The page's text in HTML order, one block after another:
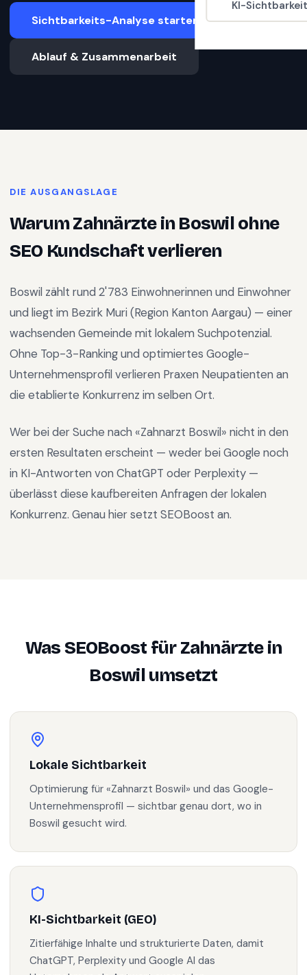
KI-
Sichtbarkeits-Analyse starten
Ablauf & Zusammenarbeit
DIE AUSGANGSLAGE
WarumZahnärzteinBoswilohne
SEO Kundschaft verlieren
Boswil zählt rund 2'783 Einwohnerinnen und Einwohner
und liegt im Bezirk Muri (Region Kanton Aargau) — einer
wachsenden Gemeinde mit lokalem Suchpotenzial.
Ohne Top-3-Ranking und optimiertes Google-
Unternehmensprofil verlieren Praxen Neupatienten an
die etablierte Konkurrenz im selben Ort.
Wer bei der Suche nach «Zahnarzt Boswil» nicht in den
ersten Resultaten erscheint — weder bei Google noch
in KI-Antworten von ChatGPT oder Perplexity —
überlässt diese kaufbereiten Anfragen der lokalen
Konkurrenz. Genau hier setzt SEOBoost an.
Was SEOBoost fürZahnärztein
Boswilumsetzt
Lokale Sichtbarkeit
Optimierung für «Zahnarzt Boswil» und das Google-
Unternehmensprofil — sichtbar genau dort, wo in
Boswil gesucht wird.
KI-Sichtbarkeit (GEO)
Zitierfähige Inhalte und strukturierte Daten, damit
ChatGPT, Perplexity und Google AI das